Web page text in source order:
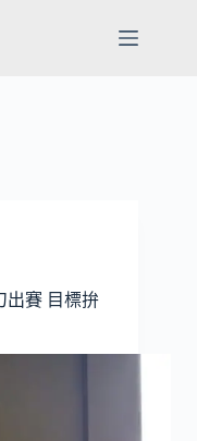
出賽 目標拚